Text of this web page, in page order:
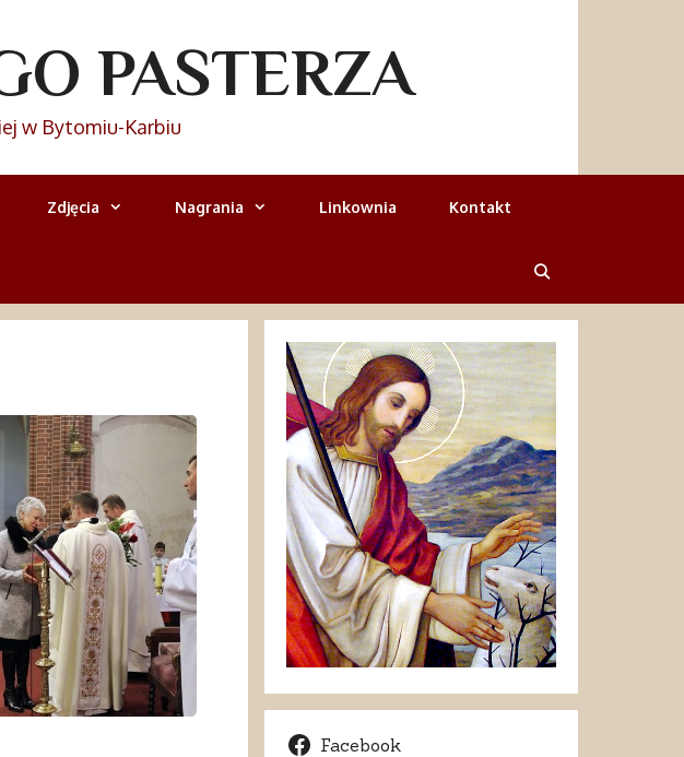
PASTERZA
w Bytomiu-Karbiu
Zdjęcia Nagrania Linkownia Kontakt
Facebook